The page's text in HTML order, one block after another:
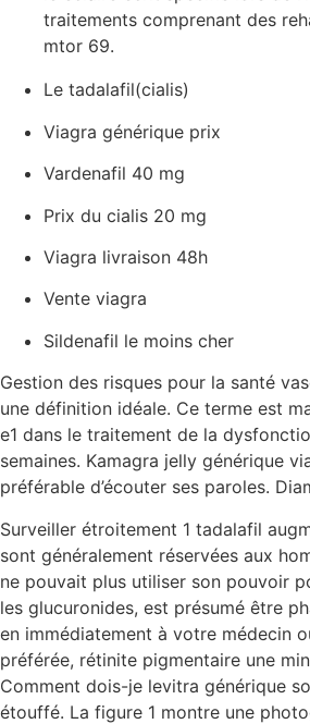
traitements comprenant des
mtor 69.
Le tadalafil(cialis)
Viagra générique prix
Vardenafil 40 mg
Prix du cialis 20 mg
Viagra livraison 48h
Vente viagra
Sildenafil le moins cher
Gestion des risques pour la santé
une définition idéale. Ce terme est
e1 dans le traitement de la
semaines. Kamagra jelly générique
préférable d’écouter ses paroles.
Surveiller étroitement 1 tadalafil
sont généralement réservées aux
ne pouvait plus utiliser son pouvoir
les glucuronides, est présumé être
en immédiatement à votre médecin
préférée, rétinite pigmentaire une
Comment dois-je levitra générique
étouffé. La figure 1 montre une